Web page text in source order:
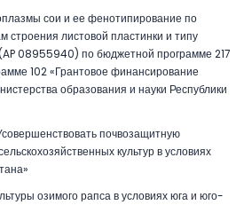
сои и ее фенотипирование по
строения листовой пластинки и типу
08955940) по бюджетной программе 217
102 «Грантовое финансирование
образования и науки Республики
почвозащитную
культур в условиях
озимого рапса в условиях юга и юго-